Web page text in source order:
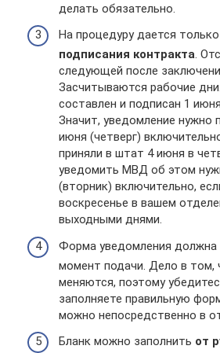
делать обязательно.
На процедуру дается только
подписания контракта.
следующей после
Засчитываются рабочие
составлен и подписан 1
Значит, уведомление нужно
июня (четверг)
приняли в штат 4 июня в
уведомить МВД об этом
(вторник) включительно,
воскресенье в вашем
выходными днями.
Форма уведомления должна
момент подачи. Дело в том,
меняются, поэтому
заполняете правильную
можно непосредственно в
Бланк можно заполнить от